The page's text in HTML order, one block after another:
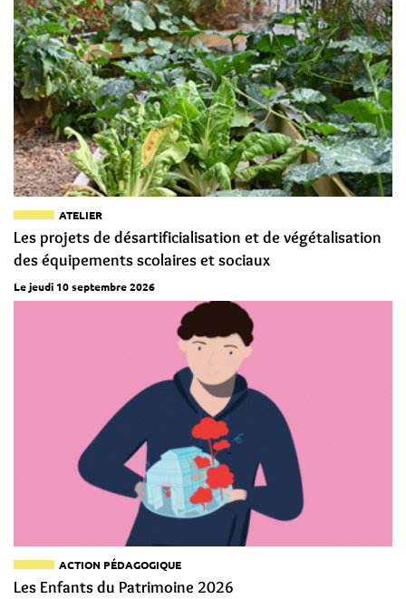
ATELIER
Les projets de désartificialisation et de végétalisation
des équipements scolaires et sociaux
Le jeudi 10 septembre 2026
ACTION PÉDAGOGIQUE
Les Enfants du Patrimoine 2026